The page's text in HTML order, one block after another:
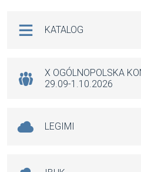
KATALOG
X OGÓLNOPOLSKA
29.09-1.10.2026
LEGIMI